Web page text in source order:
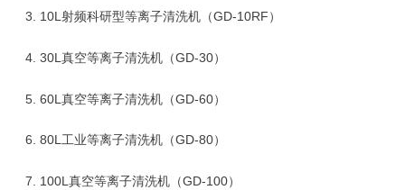
3. 10L射频科研型等离子清洗机（GD-10RF）
4. 30L真空等离子清洗机（GD-30）
5. 60L真空等离子清洗机（GD-60）
6. 80L工业等离子清洗机（GD-80）
7. 100L真空等离子清洗机（GD-100）